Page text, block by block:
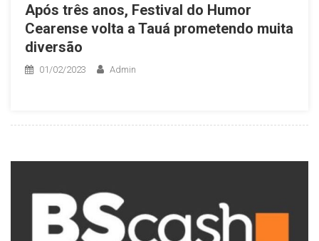
Após três anos, Festival do Humor
Cearense volta a Tauá prometendo muita
diversão
01/02/2023 Admin